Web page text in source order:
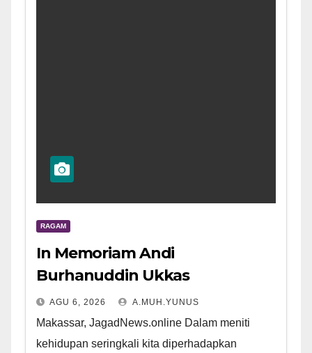
RAGAM
In Memoriam Andi
Burhanuddin Ukkas
AGU 6, 2026 A.MUH.YUNUS
Makassar, JagadNews.online Dalam meniti
kehidupan seringkali kita diperhadapkan